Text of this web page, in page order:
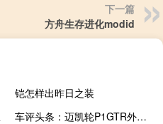
下一篇
方舟生存进化modid
铠怎样出昨日之装
车评头条：迈凯轮P1GTR外观如何，一系列外部改装件怎么样